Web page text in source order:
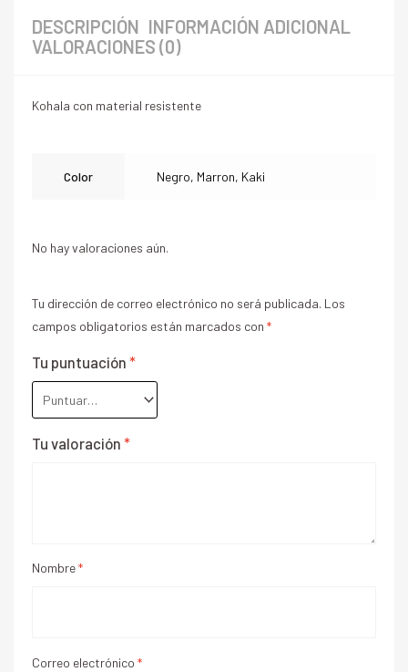
DESCRIPCIÓN INFORMACIÓN ADICIONAL
VALORACIONES (0)
Kohala con material resistente
Color Negro, Marron, Kaki
No hay valoraciones aún.
Tu dirección de correo electrónico no será publicada. Los
campos obligatorios están marcados con *
Tu puntuación *
Tu valoración *
Nombre*
Correo electrónico *